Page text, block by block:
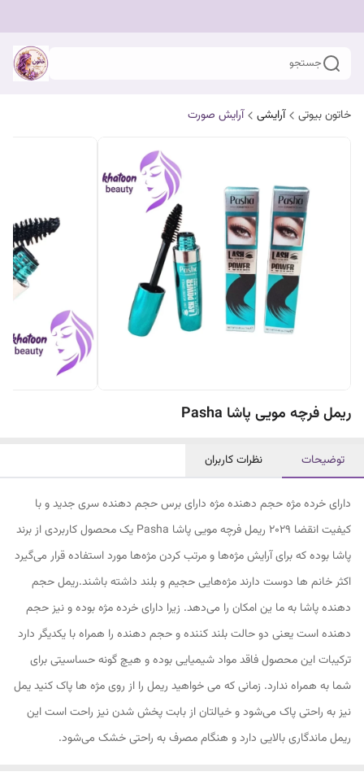
جستجو
خاتون بیوتی آرایشی آرایش صورت
ریمل فرچه مویی پاشا Pasha
توضیحات نظرات کاربران
دارای خرده مژه حجم دهنده مژه دارای برس حجم دهنده سری جدید و با
کیفیت انقضا 2029 ریمل فرچه مویی پاشا Pasha یک محصول کاربردی از برند
پاشا بوده که برای آرایش مژه‌ها و مرتب کردن مژه‌ها مورد استفاده قرار می‌گیرد
اکثر خانم ها دوست دارند مژه‌هایی حجیم و بلند داشته باشند.ریمل حجم
دهنده پاشا به ما ین امکان را می‌دهد. زیرا دارای خرده مژه بوده و نیز حجم
دهنده است یعنی دو حالت بلند کننده و حجم دهنده را همراه با یکدیگر دارد
ترکیبات این محصول فاقد مواد شیمیایی بوده و هیچ گونه حساسیتی برای
شما به همراه ندارد. زمانی که می خواهید ریمل را از روی مژه ها پاک کنید یمل
نیز به راحتی پاک می‌شود و خیالتان از بابت پخش شدن نیز راحت است این
ریمل ماندگاری بالایی دارد و هنگام مصرف به راحتی خشک می‌شود.